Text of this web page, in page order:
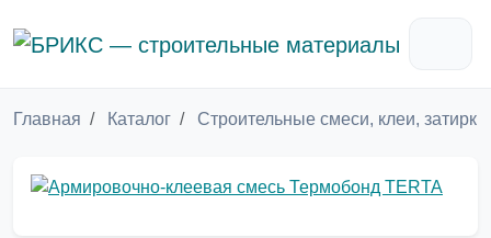
Главная Каталог Строительные смеси, клеи, затирки